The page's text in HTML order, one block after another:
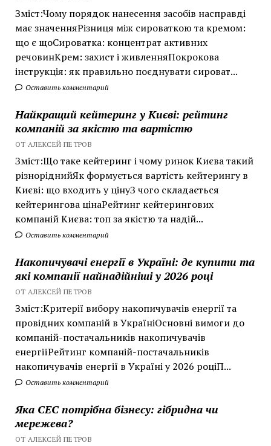
Зміст:Чому порядок нанесення засобів насправді
має значенняРізниця між сироваткою та кремом:
що є щоСироватка: концентрат активних
речовинКрем: захист і живленняПокрокова
інструкція: як правильно поєднувати сироват...
Оставить комментарий
Найкращий кейтеринг у Києві: рейтинг
компаній за якістю та вартістю
ОТ АЛЕКСЕЙ ПЕТРОВ
Зміст:Що таке кейтеринг і чому ринок Києва такий
різноріднийЯк формується вартість кейтерингу в
Києві: що входить у цінуЗ чого складається
кейтерингова цінаРейтинг кейтерингових
компаній Києва: топ за якістю та надій...
Оставить комментарий
Накопичувачі енергії в Україні: де купити та
які компанії найнадійніші у 2026 році
ОТ АЛЕКСЕЙ ПЕТРОВ
Зміст:Критерії вибору накопичувачів енергії та
провідних компаній в УкраїніОсновні вимоги до
компаній-постачальників накопичувачів
енергіїРейтинг компаній-постачальників
накопичувачів енергії в Україні у 2026 роціП...
Оставить комментарий
Яка СЕС потрібна бізнесу: гібридна чи
мережева?
ОТ АЛЕКСЕЙ ПЕТРОВ